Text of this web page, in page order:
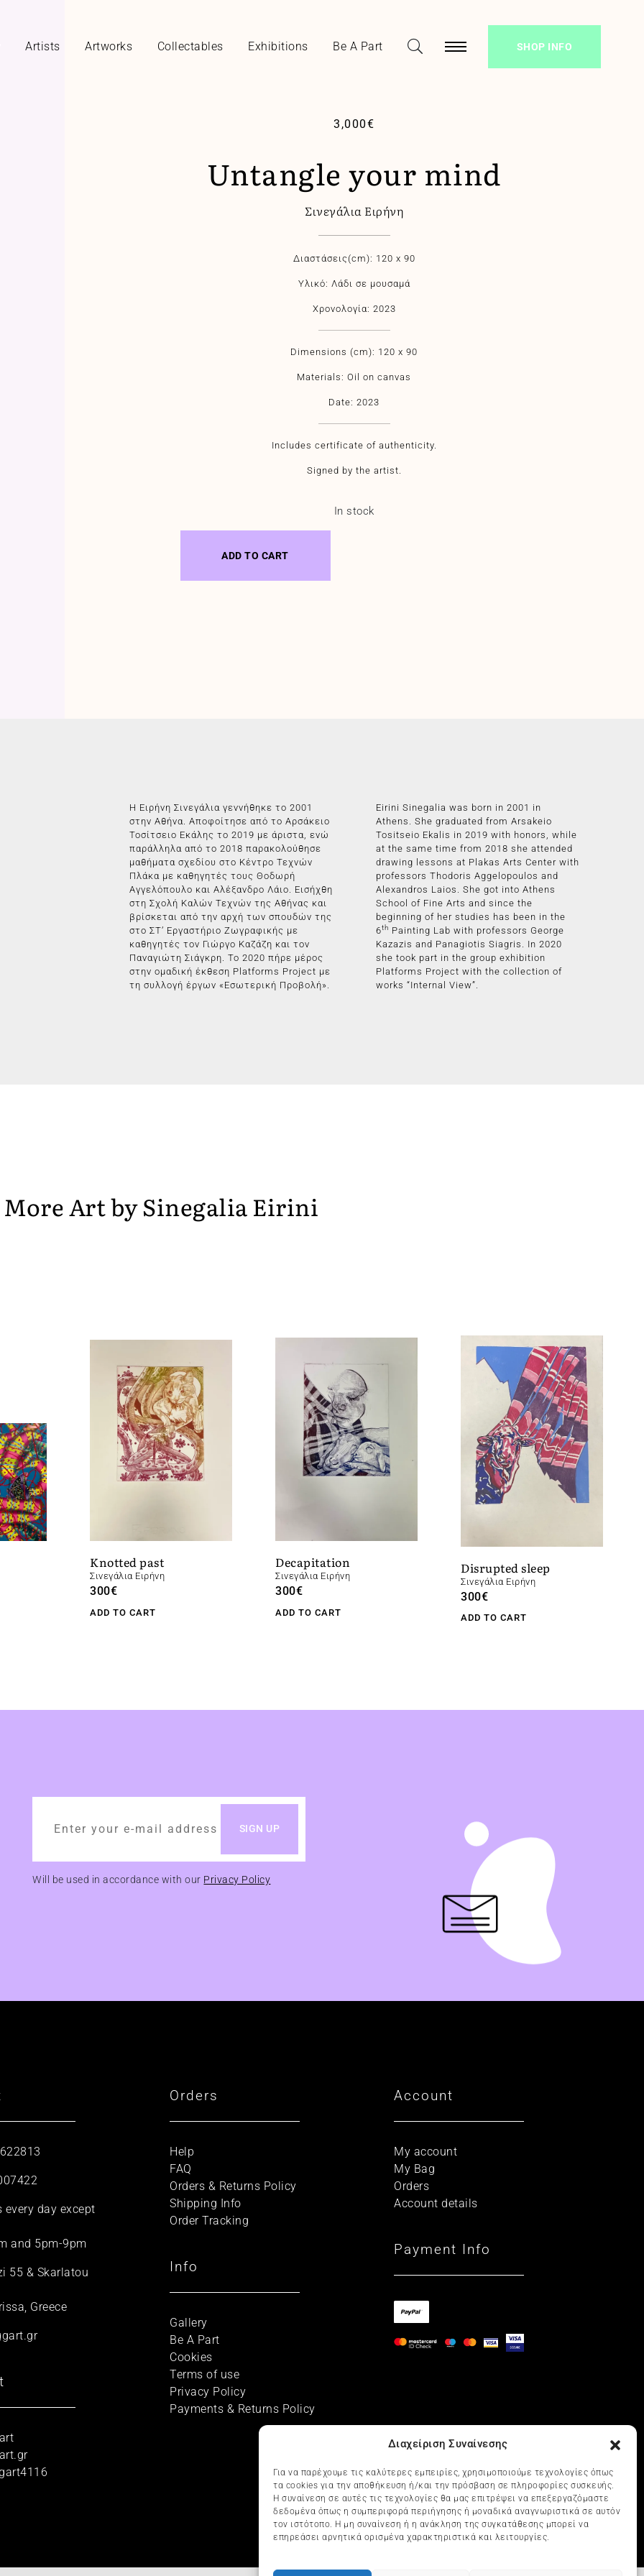
Διαχείριση Συναίνεσης
Για να παρέχουμε τις καλύτερες εμπειρίες, χρησιμοποιούμε τεχνολογίες όπως
τα cookies για την αποθήκευση ή/και την πρόσβαση σε πληροφορίες συσκευής.
Η συναίνεση σε αυτές τις τεχνολογίες θα μας επιτρέψει να επεξεργαζόμαστε
δεδομένα όπως η συμπεριφορά περιήγησης ή μοναδικά αναγνωριστικά σε αυτόν
τον ιστότοπο. Η μη συναίνεση ή η ανάκληση της συγκατάθεσης μπορεί να
επηρεάσει αρνητικά ορισμένα χαρακτηριστικά και λειτουργίες.
Artists Artworks Collectables Exhibitions Be A Part SHOP INFO
3,000€
Untangle your mind
Σινεγάλια Ειρήνη
Διαστάσεις(cm): 120 x 90
Υλικό: Λάδι σε μουσαμά
Χρονολογία: 2023
Dimensions (cm): 120 x 90
Materials: Oil on canvas
Date: 2023
Ιncludes certificate of authenticity.
Signed by the artist.
In stock
ADD TO CART
Η Ειρήνη Σινεγάλια γεννήθηκε το 2001
στην Αθήνα. Αποφοίτησε από το Αρσάκειο
Τοσίτσειο Εκάλης το 2019 με άριστα, ενώ
παράλληλα από το 2018 παρακολούθησε
μαθήματα σχεδίου στο Κέντρο Τεχνών
Πλάκα με καθηγητές τους Θοδωρή
Αγγελόπουλο και Αλέξανδρο Λάιο. Εισήχθη
στη Σχολή Καλών Τεχνών της Αθήνας και
βρίσκεται από την αρχή των σπουδών της
στο ΣΤ’ Εργαστήριο Ζωγραφικής με
καθηγητές τον Γιώργο Καζάζη και τον
Παναγιώτη Σιάγκρη. Το 2020 πήρε μέρος
στην ομαδική έκθεση Platforms Project με
τη συλλογή έργων «Εσωτερική Προβολή».
Eirini Sinegalia was born in 2001 in
Athens. She graduated from Arsakeio
Tositseio Ekalis in 2019 with honors, while
at the same time from 2018 she attended
drawing lessons at Plakas Arts Center with
professors Thodoris Aggelopoulos and
Alexandros Laios. She got into Athens
School of Fine Arts and since the
beginning of her studies has been in the
6th Painting Lab with professors George
Kazazis and Panagiotis Siagris. In 2020
she took part in the group exhibition
Platforms Project with the collection of
works “Internal View”.
More Art bySinegalia Eirini
Knotted past
Σινεγάλια Ειρήνη
300€
ADD TO CART
Decapitation
Σινεγάλια Ειρήνη
300€
ADD TO CART
Disrupted sleep
Σινεγάλια Ειρήνη
300€
ADD TO CART
Will be used in accordance with our Privacy Policy
every day except
and 5pm-9pm
55 & Skarlatou
Greece
Orders
Help
FAQ
Orders & Returns Policy
Shipping Info
Order Tracking
Info
Gallery
Be A Part
Cookies
Terms of use
Privacy Policy
Payments & Returns Policy
Account
My account
My Bag
Orders
Account details
Payment Info